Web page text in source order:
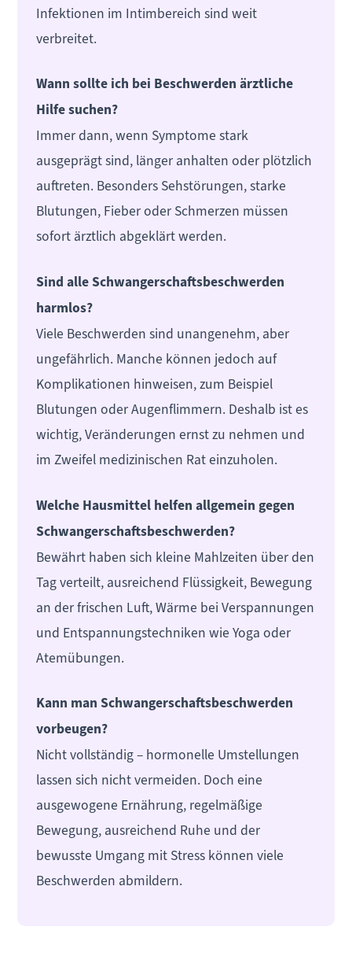
Infektionen im Intimbereich sind weit
verbreitet.
Wann sollte ich bei Beschwerden ärztliche
Hilfe suchen?
Immer dann, wenn Symptome stark
ausgeprägt sind, länger anhalten oder plötzlich
auftreten. Besonders Sehstörungen, starke
Blutungen, Fieber oder Schmerzen müssen
sofort ärztlich abgeklärt werden.
Sind alle Schwangerschaftsbeschwerden
harmlos?
Viele Beschwerden sind unangenehm, aber
ungefährlich. Manche können jedoch auf
Komplikationen hinweisen, zum Beispiel
Blutungen oder Augenflimmern. Deshalb ist es
wichtig, Veränderungen ernst zu nehmen und
im Zweifel medizinischen Rat einzuholen.
Welche Hausmittel helfen allgemein gegen
Schwangerschaftsbeschwerden?
Bewährt haben sich kleine Mahlzeiten über den
Tag verteilt, ausreichend Flüssigkeit, Bewegung
an der frischen Luft, Wärme bei Verspannungen
und Entspannungstechniken wie Yoga oder
Atemübungen.
Kann man Schwangerschaftsbeschwerden
vorbeugen?
Nicht vollständig – hormonelle Umstellungen
lassen sich nicht vermeiden. Doch eine
ausgewogene Ernährung, regelmäßige
Bewegung, ausreichend Ruhe und der
bewusste Umgang mit Stress können viele
Beschwerden abmildern.